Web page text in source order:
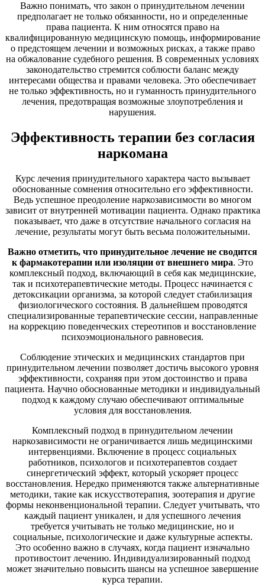
Важно понимать, что закон о принудительном лечении
предполагает не только обязанности, но и определенные
права пациента. К ним относятся право на
квалифицированную медицинскую помощь, информирование
о предстоящем лечении и возможных рисках, а также право
на обжалование судебного решения. В современных условиях
законодательство стремится соблюсти баланс между
интересами общества и правами человека. Это обеспечивает
не только эффективность, но и гуманность принудительного
лечения, предотвращая возможные злоупотребления и
нарушения.
Эффективность терапии без согласия
наркомана
Курс лечения принудительного характера часто вызывает
обоснованные сомнения относительно его эффективности.
Ведь успешное преодоление наркозависимости во многом
зависит от внутренней мотивации пациента. Однако практика
показывает, что даже в отсутствие начального согласия на
лечение, результаты могут быть весьма положительными.
Важно отметить, что принудительное лечение не сводится
к фармакотерапии или изоляции от внешнего мира. Это
комплексный подход, включающий в себя как медицинские,
так и психотерапевтические методы. Процесс начинается с
детоксикации организма, за которой следует стабилизация
физиологического состояния. В дальнейшем проводятся
специализированные терапевтические сессии, направленные
на коррекцию поведенческих стереотипов и восстановление
психоэмоционального равновесия.
Соблюдение этических и медицинских стандартов при
принудительном лечении позволяет достичь высокого уровня
эффективности, сохраняя при этом достоинство и права
пациента. Научно обоснованные методики и индивидуальный
подход к каждому случаю обеспечивают оптимальные
условия для восстановления.
Комплексный подход в принудительном лечении
наркозависимости не ограничивается лишь медицинскими
интервенциями. Включение в процесс социальных
работников, психологов и психотерапевтов создает
синергетический эффект, который ускоряет процесс
восстановления. Нередко применяются также альтернативные
методики, такие как искусствотерапия, зоотерапия и другие
формы неконвенциональной терапии. Следует учитывать, что
каждый пациент уникален, и для успешного лечения
требуется учитывать не только медицинские, но и
социальные, психологические и даже культурные аспекты.
Это особенно важно в случаях, когда пациент изначально
противостоит лечению. Индивидуализированный подход
может значительно повысить шансы на успешное завершение
курса терапии.